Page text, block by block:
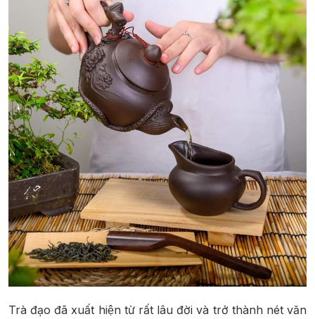
Trà đạo đã xuất hiện từ rất lâu đời và trở thành nét văn